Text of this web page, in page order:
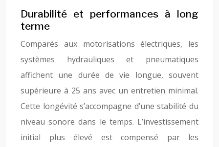
Durabilité et performances à long
terme
Comparés aux motorisations électriques, les
systèmes hydrauliques et pneumatiques
affichent une durée de vie longue, souvent
supérieure à 25 ans avec un entretien minimal.
Cette longévité s’accompagne d’une stabilité du
niveau sonore dans le temps. L’investissement
initial plus élevé est compensé par les